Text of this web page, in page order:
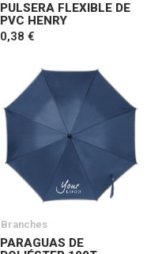
PULSERA FLEXIBLE DE
PVC HENRY
0,38 €
Branches
PARAGUAS DE